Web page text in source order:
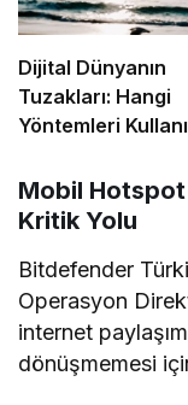
Dijital Dünyanın
Tuzakları: Hangi
Yöntemleri
Mobil Hotspot
Kritik Yolu
Bitdefender
Operasyon
internet
dönüşmemesi